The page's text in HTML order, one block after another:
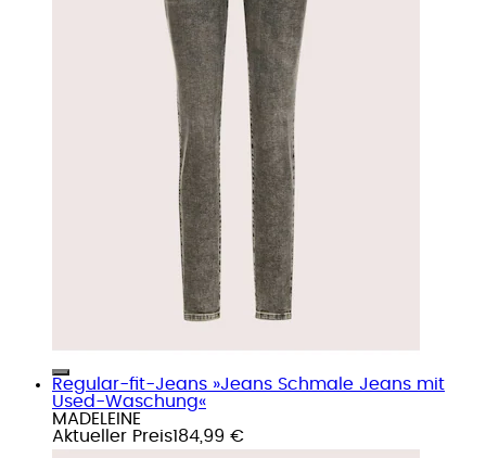
Regular-fit-Jeans »Jeans Schmale Jeans mit
Used-Waschung«
MADELEINE
Aktueller Preis184,99 €